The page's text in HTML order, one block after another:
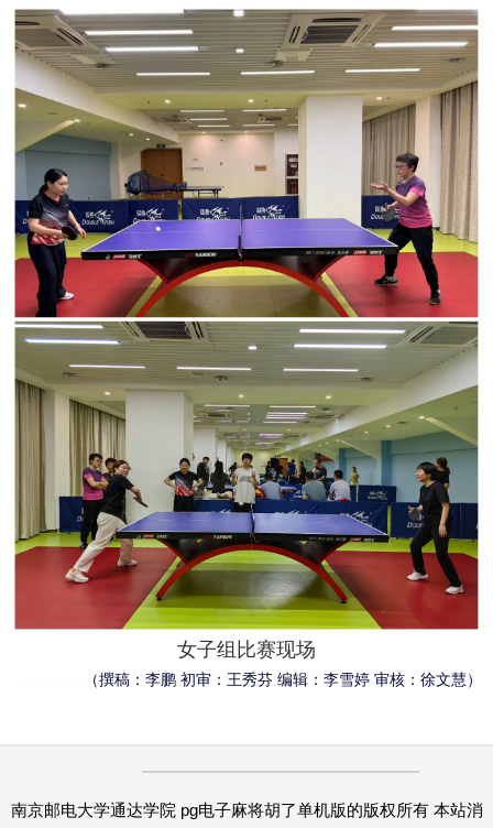
女子组比赛现场
（撰稿：李鹏 初审：王秀芬 编辑：李雪婷 审核：徐文慧）
南京邮电大学通达学院 pg电子麻将胡了单机版的版权所有 本站消